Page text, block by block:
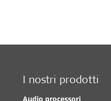
I nostri prodotti
Audio processori